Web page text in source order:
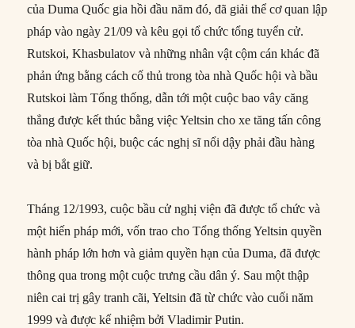
của Duma Quốc gia hồi đầu năm đó, đã giải thể cơ quan lập
pháp vào ngày 21/09 và kêu gọi tổ chức tổng tuyển cử.
Rutskoi, Khasbulatov và những nhân vật cộm cán khác đã
phản ứng bằng cách cố thủ trong tòa nhà Quốc hội và bầu
Rutskoi làm Tổng thống, dẫn tới một cuộc bao vây căng
thẳng được kết thúc bằng việc Yeltsin cho xe tăng tấn công
tòa nhà Quốc hội, buộc các nghị sĩ nổi dậy phải đầu hàng
và bị bắt giữ.
Tháng 12/1993, cuộc bầu cử nghị viện đã được tổ chức và
một hiến pháp mới, vốn trao cho Tổng thống Yeltsin quyền
hành pháp lớn hơn và giảm quyền hạn của Duma, đã được
thông qua trong một cuộc trưng cầu dân ý. Sau một thập
niên cai trị gây tranh cãi, Yeltsin đã từ chức vào cuối năm
1999 và được kế nhiệm bởi Vladimir Putin.